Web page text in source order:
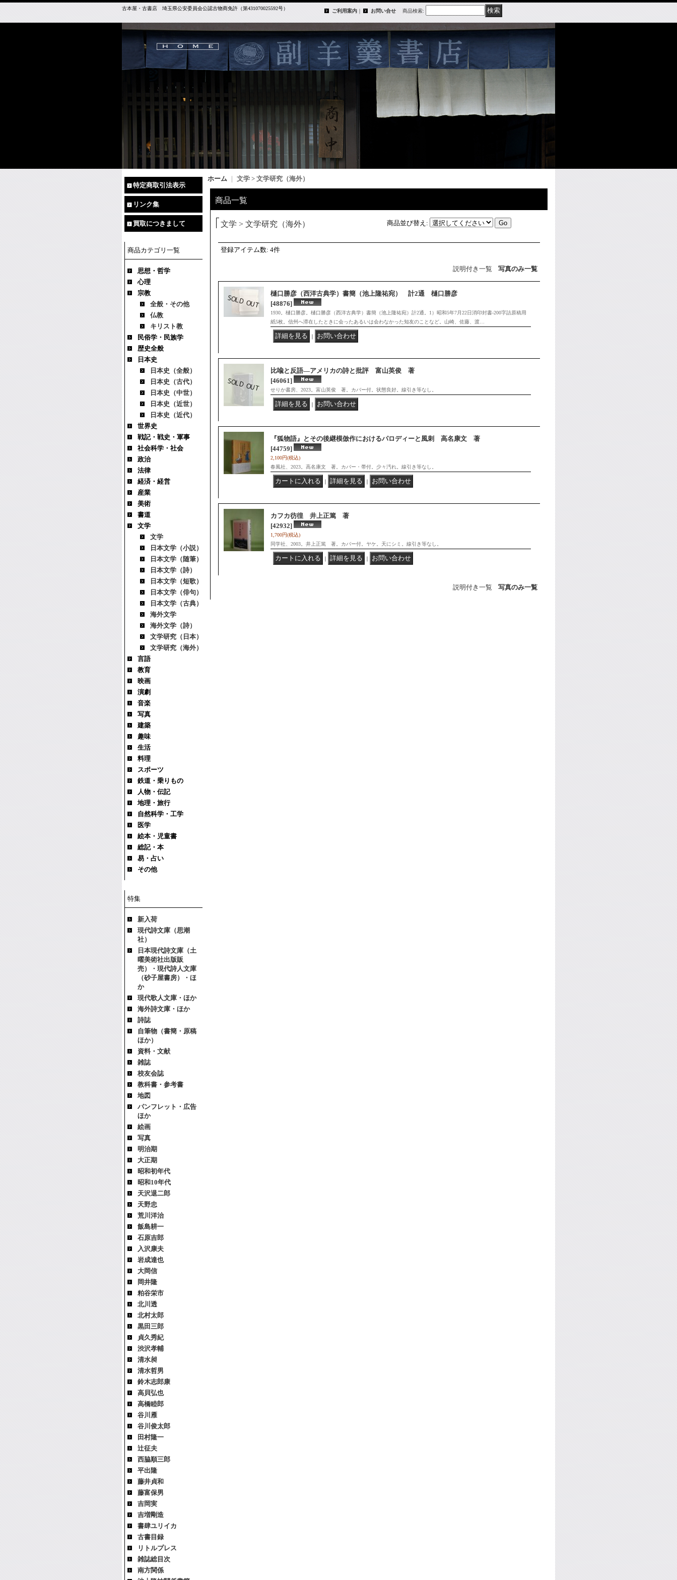
古本屋・古書店 埼玉県公安委員会公認古物商免許（第431070025592号） ご利用案内｜ お問い合せ 商品検索:
特定商取引法表示
リンク集
買取につきまして
商品カテゴリ一覧
思想・哲学
心理
宗教
全般・その他
仏教
キリスト教
民俗学・民族学
歴史全般
日本史
日本史（全般）
日本史（古代）
日本史（中世）
日本史（近世）
日本史（近代）
世界史
戦記・戦史・軍事
社会科学・社会
政治
法律
経済・経営
産業
美術
書道
文学
文学
日本文学（小説）
日本文学（随筆）
日本文学（詩）
日本文学（短歌）
日本文学（俳句）
日本文学（古典）
海外文学
海外文学（詩）
文学研究（日本）
文学研究（海外）
言語
教育
映画
演劇
音楽
写真
建築
趣味
生活
料理
スポーツ
鉄道・乗りもの
人物・伝記
地理・旅行
自然科学・工学
医学
絵本・児童書
総記・本
易・占い
その他
特集
新入荷
現代詩文庫（思潮
社）
日本現代詩文庫（土
曜美術社出版販
売）・現代詩人文庫
（砂子屋書房）・ほ
か
現代歌人文庫・ほか
海外詩文庫・ほか
詩誌
自筆物（書簡・原稿
ほか）
資料・文献
雑誌
校友会誌
教科書・参考書
地図
パンフレット・広告
ほか
絵画
写真
明治期
大正期
昭和初年代
昭和10年代
天沢退二郎
天野忠
荒川洋治
飯島耕一
石原吉郎
入沢康夫
岩成達也
大岡信
岡井隆
粕谷栄市
北川透
北村太郎
黒田三郎
貞久秀紀
渋沢孝輔
清水昶
清水哲男
鈴木志郎康
高貝弘也
高橋睦郎
谷川雁
谷川俊太郎
田村隆一
辻征夫
西脇順三郎
平出隆
藤井貞和
藤富保男
吉岡実
吉増剛造
書肆ユリイカ
古書目録
リトルプレス
雑誌総目次
南方関係
ホーム 文学 > 文学研究（海外）
商品一覧
文学 > 文学研究（海外） 商品並び替え :
登録アイテム数: 4件
説明付き一覧 写真のみ一覧
樋口勝彦（西洋古典学）書簡（池上隆祐宛） 計2通 樋口勝彦
[48876]
1930。樋口勝彦。樋口勝彦（西洋古典学）書簡（池上隆祐宛）計2通。1）昭和5年7月22日消印封書-200字詰原稿用
紙5枚。信州へ滞在したときに会ったあるいは会わなかった知友のことなど。山崎、佐藤、渡…
｜
比喩と反語―アメリカの詩と批評 富山英俊 著
[46061]
せりか書房、2023。富山英俊 著。カバー付。状態良好。線引き等なし。
｜
『狐物語』とその後継模倣作におけるパロディーと風刺 高名康文 著
[44759]
2,100円(税込)
春風社、2023。高名康文 著。カバー・帯付。少々汚れ。線引き等なし。
｜ ｜
カフカ彷徨 井上正篤 著
[42932]
1,700円(税込)
同学社、2003。井上正篤 著。カバー付。ヤケ。天にシミ。線引き等なし。
｜ ｜
説明付き一覧 写真のみ一覧